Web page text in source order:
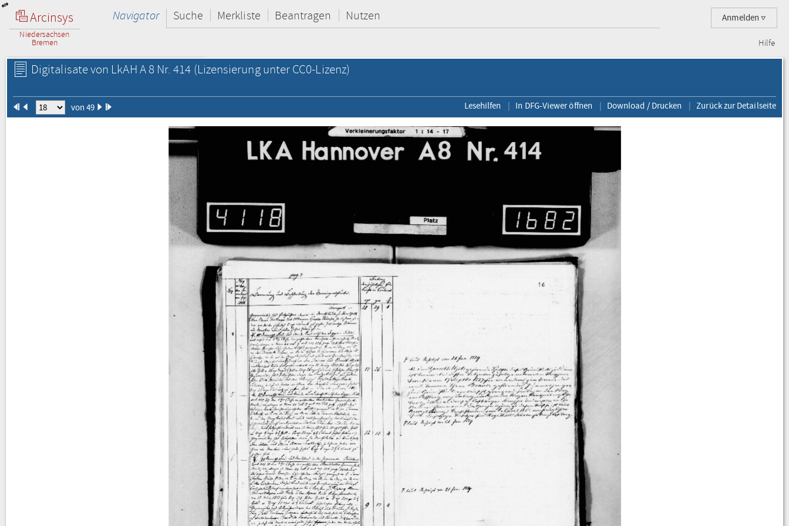
Arcinsys
Niedersachsen
Bremen
Anmelden
Navigator Suche Merkliste Beantragen Nutzen
Hilfe
Digitalisate von LkAH A 8 Nr. 414 (Lizensierung unter CC0-Lizenz)
von 49 Lesehilfen In DFG-Viewer öffnen Download / Drucken Zurück zur Detailseite